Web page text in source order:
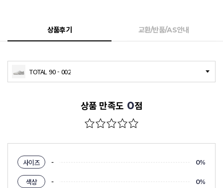
상품후기 교환/반품/AS안내
TOTAL 90 - 002
상품 만족도 0점
사이즈 - 0%
색상 - 0%